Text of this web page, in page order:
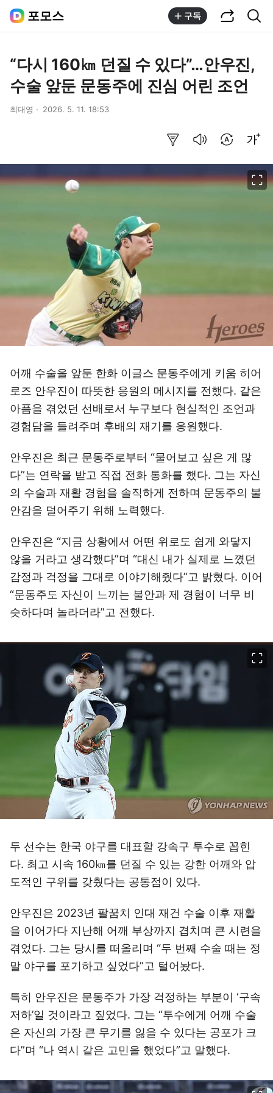
포모스 구독
“다시 160㎞ 던질 수 있다”…안우진,
수술 앞둔 문동주에 진심 어린 조언
최대영 2026. 5. 11. 18:53
어깨 수술을 앞둔 한화 이글스 문동주에게 키움 히어
로즈 안우진이 따뜻한 응원의 메시지를 전했다. 같은
아픔을 겪었던 선배로서 누구보다 현실적인 조언과
경험담을 들려주며 후배의 재기를 응원했다.
안우진은 최근 문동주로부터 “물어보고 싶은 게 많
다”는 연락을 받고 직접 전화 통화를 했다. 그는 자신
의 수술과 재활 경험을 솔직하게 전하며 문동주의 불
안감을 덜어주기 위해 노력했다.
안우진은 “지금 상황에서 어떤 위로도 쉽게 와닿지
않을 거라고 생각했다”며 “대신 내가 실제로 느꼈던
감정과 걱정을 그대로 이야기해줬다”고 밝혔다. 이어
“문동주도 자신이 느끼는 불안과 제 경험이 너무 비
슷하다며 놀라더라”고 전했다.
두 선수는 한국 야구를 대표할 강속구 투수로 꼽힌
다. 최고 시속 160㎞를 던질 수 있는 강한 어깨와 압
도적인 구위를 갖췄다는 공통점이 있다.
안우진은 2023년 팔꿈치 인대 재건 수술 이후 재활
을 이어가다 지난해 어깨 부상까지 겹치며 큰 시련을
겪었다. 그는 당시를 떠올리며 “두 번째 수술 때는 정
말 야구를 포기하고 싶었다”고 털어놨다.
특히 안우진은 문동주가 가장 걱정하는 부분이 ‘구속
저하’일 것이라고 짚었다. 그는 “투수에게 어깨 수술
은 자신의 가장 큰 무기를 잃을 수 있다는 공포가 크
다”며 “나 역시 같은 고민을 했었다”고 말했다.